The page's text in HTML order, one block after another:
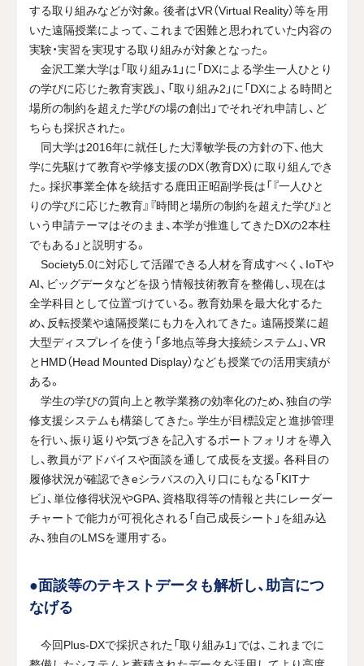
する取り組みなどが対象。後者はVR（Virtual Reality）等を用
いた遠隔授業によって、これまで困難と思われていた内容の
実験・実習を実現する取り組みが対象となった。
金沢工業大学は「取り組み1」に「DXによる学生一人ひとり
の学びに応じた教育実践」、「取り組み2」に「DXによる時間と
場所の制約を超えた学びの場の創出」でそれぞれ申請し、ど
ちらも採択された。
同大学は2016年に就任した大澤敏学長の方針の下、他大
学に先駆けて教育や学修支援のDX（教育DX）に取り組んでき
た。採択事業全体を統括する鹿田正昭副学長は「『一人ひと
りの学びに応じた教育』『時間と場所の制約を超えた学び』と
いう申請テーマはそのまま、本学が推進してきたDXの2本柱
でもある」と説明する。
Society5.0に対応して活躍できる人材を育成すべく、IoTや
AI、ビッグデータなどを扱う情報技術教育を整備し、現在は
全学科目として位置づけている。教育効果を最大化するた
め、反転授業や遠隔授業にも力を入れてきた。遠隔授業に超
大型ディスプレイを使う「多地点等身大接続システム」、VR
とHMD（Head Mounted Display）なども授業での活用実績が
ある。
学生の学びの質向上と教学業務の効率化のため、独自の学
修支援システムも構築してきた。学生が目標設定と進捗管理
を行い、振り返りや気づきを記入するポートフォリオを導入
し、教員がアドバイスや面談を通して成長を支援。各科目の
履修状況が確認できeシラバスの入り口にもなる「KITナ
ビ」、単位修得状況やGPA、資格取得等の情報と共にレーダー
チャートで能力が可視化される「自己成長シート」を組み込
み、独自のLMSを運用する。
●面談等のテキストデータも解析し、助言につ
なげる
今回Plus-DXで採択された「取り組み1」では、これまでに